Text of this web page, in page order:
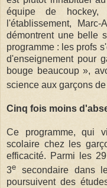
équipe de
l'établissement,
démontrent une belle
programme : les profs
d'enseignement pour
bouge beaucoup »,
science aux garçons de
Cinq fois moins
Ce programme, qui
scolaire chez les
efficacité. Parmi les
3e secondaire dans
poursuivent des